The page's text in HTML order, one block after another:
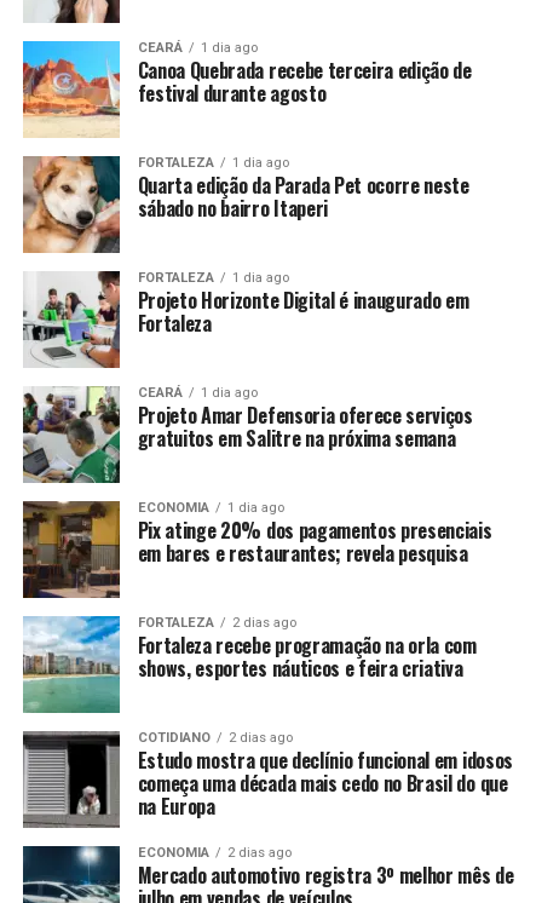
CEARÁ 1 dia ago
Canoa Quebrada recebe terceira edição de
festival durante agosto
FORTALEZA 1 dia ago
Quarta edição da Parada Pet ocorre neste
sábado no bairro Itaperi
FORTALEZA 1 dia ago
Projeto Horizonte Digital é inaugurado em
Fortaleza
CEARÁ 1 dia ago
Projeto Amar Defensoria oferece serviços
gratuitos em Salitre na próxima semana
ECONOMIA 1 dia ago
Pix atinge 20% dos pagamentos presenciais
em bares e restaurantes; revela pesquisa
FORTALEZA 2 dias ago
Fortaleza recebe programação na orla com
shows, esportes náuticos e feira criativa
COTIDIANO 2 dias ago
Estudo mostra que declínio funcional em idosos
começa uma década mais cedo no Brasil do que
na Europa
ECONOMIA 2 dias ago
Mercado automotivo registra 3º melhor mês de